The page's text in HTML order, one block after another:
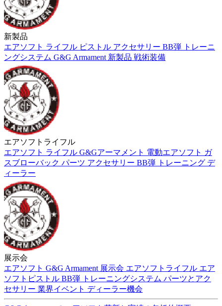
新製品
エアソフト ライフル ピストル アクセサリー BB弾 トレーニ
ングシステム G&G Armament 新製品 戦術装備
エアソフトライフル
エアソフト ライフル G&Gアーマメント 電動エアソフト ガ
スブローバック パーツ アクセサリー BB弾 トレーニング デ
ィーラー
展示会
エアソフト G&G Armament 展示会 エアソフトライフル エア
ソフトピストル BB弾 トレーニングシステム パーツとアク
セサリー 業界イベント ディーラー機会